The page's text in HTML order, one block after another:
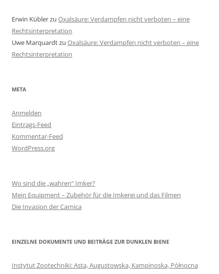
Erwin Küblerzu Oxalsäure: Verdampfen nicht verboten – eine
Rechtsinterpretation
Uwe Marquardtzu Oxalsäure: Verdampfen nicht verboten – eine
Rechtsinterpretation
META
Anmelden
Eintrags-Feed
Kommentar-Feed
WordPress.org
Wo sind die „wahren“ Imker?
Mein Equipment – Zubehör für die Imkerei und das Filmen
Die Invasion der Carnica
EINZELNE DOKUMENTE UND BEITRÄGE ZUR DUNKLEN BIENE
Instytut Zootechniki: Asta, Augustowska, Kampinoska, Północna